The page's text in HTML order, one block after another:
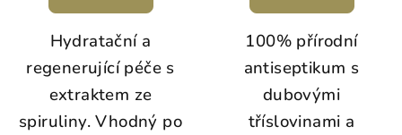
z
5
hvězdiček.
Hydratační a
regenerující péče s
extraktem ze
spiruliny. Vhodný po
z
hvězdiček.
100% přírodní
antiseptikum s
dubovými
tříslovinami a